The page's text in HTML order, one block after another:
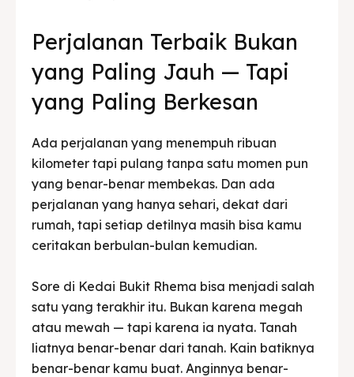
Perjalanan Terbaik Bukan
yang Paling Jauh — Tapi
yang Paling Berkesan
Ada perjalanan yang menempuh ribuan
kilometer tapi pulang tanpa satu momen pun
yang benar-benar membekas. Dan ada
perjalanan yang hanya sehari, dekat dari
rumah, tapi setiap detilnya masih bisa kamu
ceritakan berbulan-bulan kemudian.
Sore di Kedai Bukit Rhema bisa menjadi salah
satu yang terakhir itu. Bukan karena megah
atau mewah — tapi karena ia nyata. Tanah
liatnya benar-benar dari tanah. Kain batiknya
benar-benar kamu buat. Anginnya benar-